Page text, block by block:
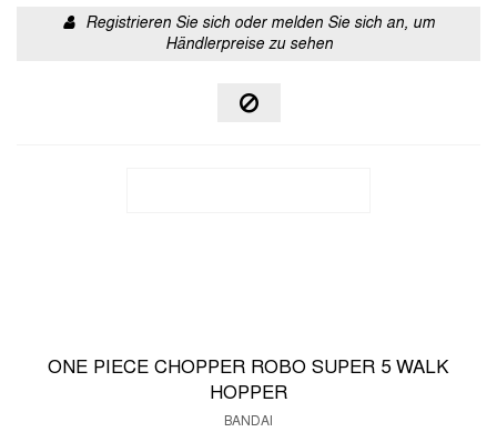
Registrieren Sie sich oder melden Sie sich an, um
Händlerpreise zu sehen
ONE PIECE CHOPPER ROBO SUPER 5 WALK
HOPPER
BANDAI